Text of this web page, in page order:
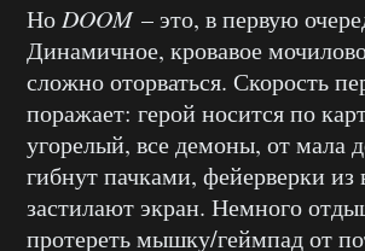
Но DOOM– это, в первую
Динамичное, кровавое
сложно оторваться. Скорость
поражает: герой носится по
угорелый, все демоны, от мала
гибнут пачками, фейерверки из
застилают экран. Немного
протереть мышку/геймпад от